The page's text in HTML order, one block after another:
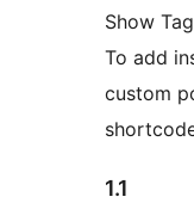
Show
To add
custom
1.1